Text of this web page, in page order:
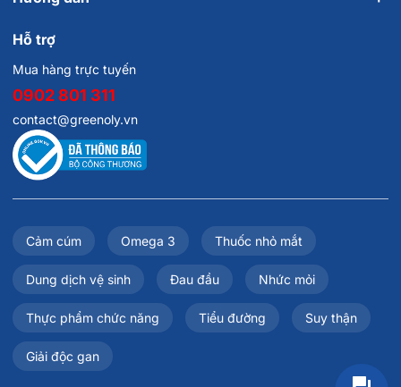
Hỗ trợ
Mua hàng trực tuyến
0902 801 311
contact@greenoly.vn
Cảm cúm Omega 3 Thuốc nhỏ mắt
Dung dịch vệ sinh Đau đầu Nhức mỏi
Thực phẩm chức năng Tiểu đường Suy thận
Giải độc gan